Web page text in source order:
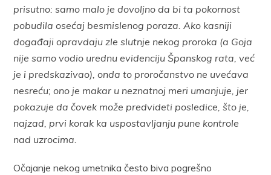
prisutno: samo malo je dovoljno da bi ta pokornost
pobudila osećaj besmislenog poraza. Ako kasniji
događaji opravdaju zle slutnje nekog proroka (a Goja
nije samo vodio urednu evidenciju Španskog rata, već
je i predskazivao), onda to proročanstvo ne uvećava
nesreću; ono je makar u neznatnoj meri umanjuje, jer
pokazuje da čovek može predvideti posledice, što je,
najzad, prvi korak ka uspostavljanju pune kontrole
nad uzrocima.
Očajanje nekog umetnika često biva pogrešno